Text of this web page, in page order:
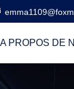
A PROPOS DE